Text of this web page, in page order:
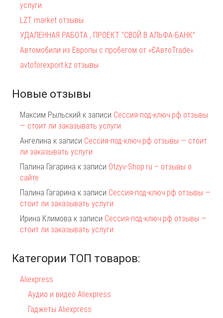
услуги
LZT market отзывы
УДАЛЕННАЯ РАБОТА , ПРОЕКТ “СВОЙ В АЛЬФА-БАНК”
Автомобили из Европы с пробегом от «ЄАвтоTrаde»
avtoforexport.kz отзывы
Новые отзывы
Максим Рыльский к записи Сессия-под-ключ.рф отзывы
— стоит ли заказывать услуги
Ангелина к записи Сессия-под-ключ.рф отзывы — стоит
ли заказывать услуги
Палина Гагарина к записи Otzyv-Shop.ru – отзывы о
сайте
Палина Гагарина к записи Сессия-под-ключ.рф отзывы —
стоит ли заказывать услуги
Ирина Климова к записи Сессия-под-ключ.рф отзывы —
стоит ли заказывать услуги
Категории ТОП товаров:
Aliexpress
Аудио и видео Aliexpress
Гаджеты Aliexpress